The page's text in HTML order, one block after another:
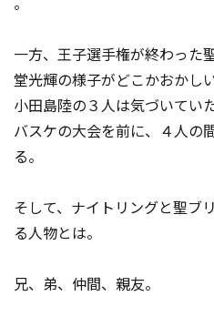
一方、王子選手権が終わった
堂光輝の様子がどこかおかし
小田島陸の３人は気づいていた
バスケの大会を前に、４人の
る。
そして、ナイトリングと聖ブ
る人物とは―――。
兄、弟、仲間、親友。